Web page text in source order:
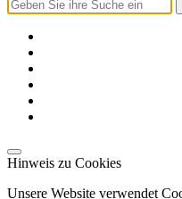
Hinweis zu Cookies
Unsere Website verwendet